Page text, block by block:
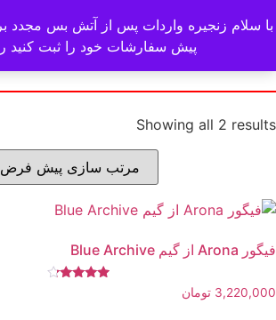
با سلام زنجیره واردات پس از آتش بس مجدد
پیش سفارشات خود را ثبت کنید
Showing all 2 results
فیگور Arona از گیم Blue Archive
3,220,000 تومان